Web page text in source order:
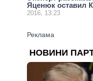
Яценюк оставил
2016, 13:23